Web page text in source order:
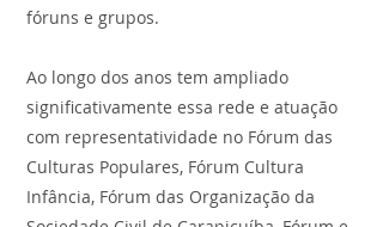
fóruns e grupos.
Ao longo dos anos tem ampliado
significativamente essa rede e atuação
com representatividade no Fórum das
Culturas Populares, Fórum Cultura
Infância, Fórum das Organização da